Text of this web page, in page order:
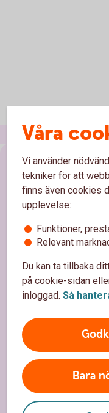
Våra
Vi använder
tekniker för att
finns även cookies
upplevelse:
Funktioner,
Relevant
Du kan ta tillbaka
på cookie-sidan
inloggad. Så
Bara
Sidfot
Hitta snabbt
Spärrhjälp
Hitta bankkontor
Bli kund
Priser, räntor och
Om oss
Om Lönneberga-
Personal